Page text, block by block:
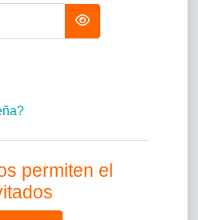
permiten el